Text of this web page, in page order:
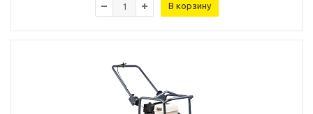
В корзину